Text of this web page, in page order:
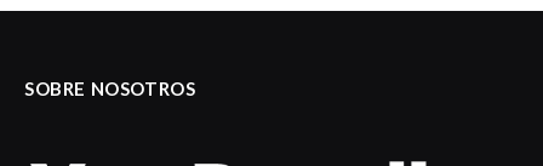
SOBRE NOSOTROS